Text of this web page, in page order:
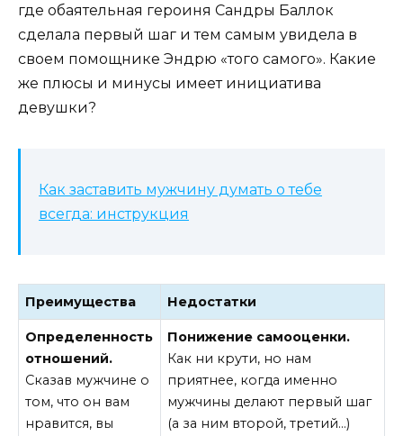
где обаятельная героиня Сандры Баллок
сделала первый шаг и тем самым увидела в
своем помощнике Эндрю «того самого». Какие
же плюсы и минусы имеет инициатива
девушки?
Как заставить мужчину думать о тебе
всегда: инструкция
Преимущества Недостатки
Определенность
отношений.
Сказав мужчине о
том, что он вам
нравится, вы
Понижение самооценки.
Как ни крути, но нам
приятнее, когда именно
мужчины делают первый шаг
(а за ним второй, третий…)